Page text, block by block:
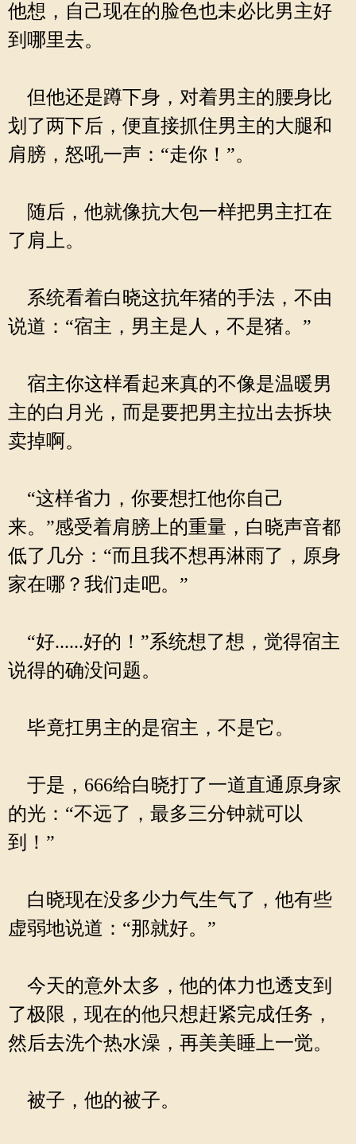
他想，自己现在的脸色也未必比男主好
到哪里去。
但他还是蹲下身，对着男主的腰身比
划了两下后，便直接抓住男主的大腿和
肩膀，怒吼一声：“走你！”。
随后，他就像抗大包一样把男主扛在
了肩上。
系统看着白晓这抗年猪的手法，不由
说道：“宿主，男主是人，不是猪。”
宿主你这样看起来真的不像是温暖男
主的白月光，而是要把男主拉出去拆块
卖掉啊。
“这样省力，你要想扛他你自己
来。”感受着肩膀上的重量，白晓声音都
低了几分：“而且我不想再淋雨了，原身
家在哪？我们走吧。”
“好......好的！”系统想了想，觉得宿主
说得的确没问题。
毕竟扛男主的是宿主，不是它。
于是，666给白晓打了一道直通原身家
的光：“不远了，最多三分钟就可以
到！”
白晓现在没多少力气生气了，他有些
虚弱地说道：“那就好。”
今天的意外太多，他的体力也透支到
了极限，现在的他只想赶紧完成任务，
然后去洗个热水澡，再美美睡上一觉。
被子，他的被子。